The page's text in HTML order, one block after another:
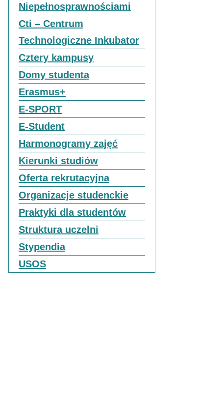
Niepełnosprawnościami
Cti – Centrum
Technologiczne Inkubator
Cztery kampusy
Domy studenta
Erasmus+
E-SPORT
E-Student
Harmonogramy zajęć
Kierunki studiów
Oferta rekrutacyjna
Organizacje studenckie
Praktyki dla studentów
Struktura uczelni
Stypendia
USOS